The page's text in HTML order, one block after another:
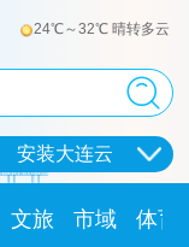
24℃～32℃ 晴转多云
安装大连云
文旅 市域 体育